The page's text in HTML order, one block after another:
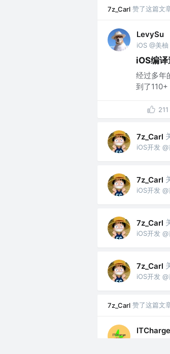
7z_Carl 赞了这篇文
LevySu
iOS @美柚
iOS编
经过多年
到了
211
7z_Carl
iOS开发
7z_Carl
iOS开发
7z_Carl
iOS开发
7z_Carl
iOS开发
7z_Carl 赞了这篇文
ITCharge